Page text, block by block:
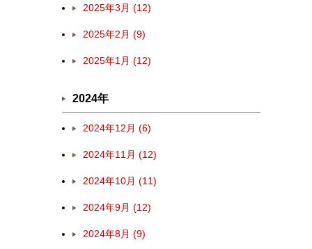
2025年3月 (12)
2025年2月 (9)
2025年1月 (12)
2024年
2024年12月 (6)
2024年11月 (12)
2024年10月 (11)
2024年9月 (12)
2024年8月 (9)